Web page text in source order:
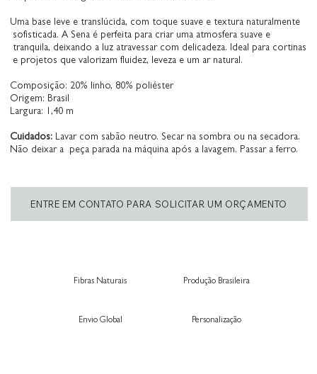
Uma base leve e translúcida, com toque suave e textura naturalmente
sofisticada. A Sena é perfeita para criar uma atmosfera suave e
tranquila, deixando a luz atravessar com delicadeza. Ideal para cortinas
e projetos que valorizam fluidez, leveza e um ar natural.
Composição: 20% linho, 80% poliéster
Origem: Brasil
Largura: 1,40 m
Cuidados: Lavar com sabão neutro. Secar na sombra ou na secadora.
Não deixar a peça parada na máquina após a lavagem. Passar a ferro.
ENTRE EM CONTATO PARA SOLICITAR UM ORÇAMENTO
Fibras Naturais Produção Brasileira
Envio Global Personalização